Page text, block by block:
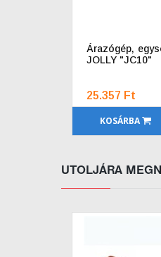
Árazógép,
JOLLY "JC10"
25.357 Ft
KOSÁRBA
UTOLJÁRA